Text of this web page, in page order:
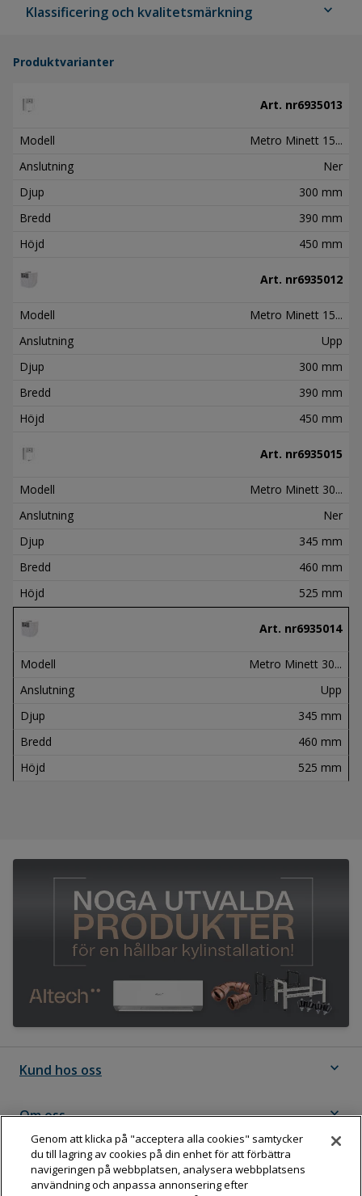
Klassificering och kvalitetsmärkning expand_more
Produktvarianter
Art. nr6935013
Modell
Metro Minett 15...
Anslutning
Ner
Djup
300 mm
Bredd
390 mm
Höjd
450 mm
Art. nr6935012
Modell
Metro Minett 15...
Anslutning
Upp
Djup
300 mm
Bredd
390 mm
Höjd
450 mm
Art. nr6935015
Modell
Metro Minett 30...
Anslutning
Ner
Djup
345 mm
Bredd
460 mm
Höjd
525 mm
Art. nr6935014
Modell
Metro Minett 30...
Anslutning
Upp
Djup
345 mm
Bredd
460 mm
Höjd
525 mm
Kund hos oss expand_more
Om oss expand_more
Följ Dahl
Genom att klicka på "acceptera alla cookies" samtycker
du till lagring av cookies på din enhet för att förbättra
navigeringen på webbplatsen, analysera webbplatsens
användning och anpassa annonsering efter